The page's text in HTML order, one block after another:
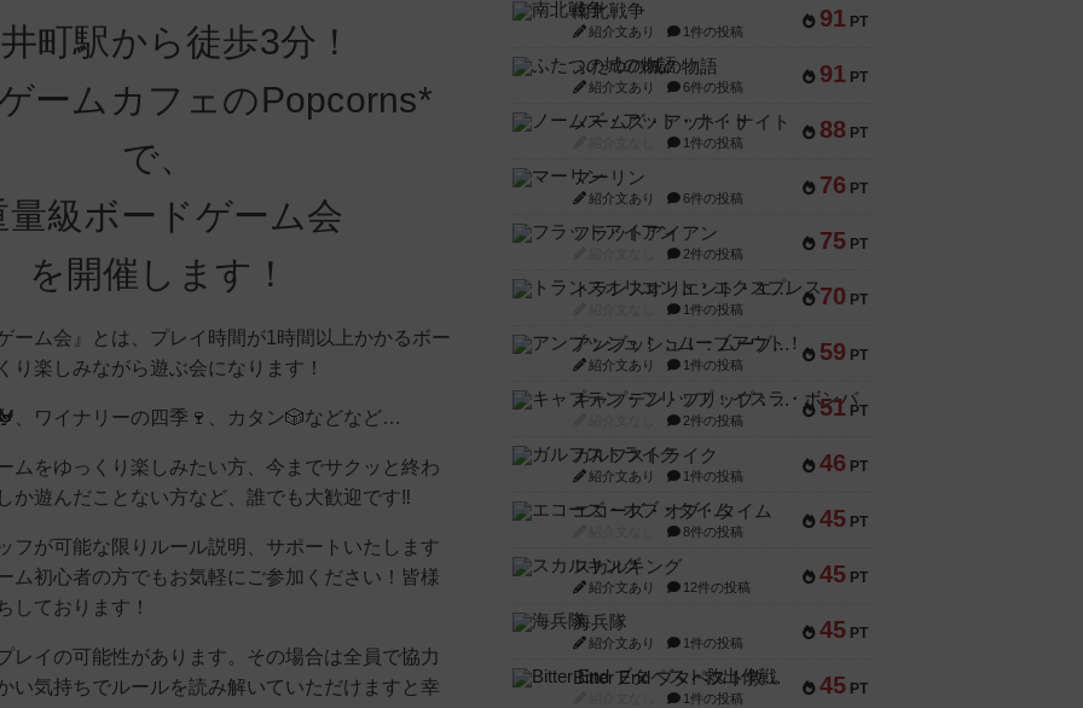
町駅から徒歩3分！
ームカフェのPopcorns*
で、
量級ボードゲーム会
を開催します！
ーム会』とは、プレイ時間が1時間以上かかるボー
り楽しみながら遊ぶ会になります！
、ワイナリーの四季🍷、カタン🎲などなど…
ムをゆっくり楽しみたい方、今までサクッと終わ
か遊んだことない方など、誰でも大歓迎です‼
フが可能な限りルール説明、サポートいたします
ム初心者の方でもお気軽にご参加ください！皆様
しております！
レイの可能性があります。その場合は全員で協力
い気持ちでルールを読み解いていただけますと幸
91 PT
南北戦争
紹介文あり 1件の投稿
91 PT
ふたつの城の物語
紹介文あり 6件の投稿
88 PT
ノームズ・アット・ナイト
1件の投稿
76 PT
マーリン
紹介文あり 6件の投稿
75 PT
フラットアイアン
2件の投稿
70 PT
トランスオリエント・エクスプレス
1件の投稿
59 PT
アンブッシュ！：ムーブアウト！
紹介文あり 1件の投稿
51 PT
キャプテン・フリップ：イスラ・ボンバ
2件の投稿
46 PT
ガルフストライク
紹介文あり 1件の投稿
45 PT
エコーズ・オブ・タイム
8件の投稿
45 PT
スカルキング
紹介文あり 12件の投稿
45 PT
海兵隊
紹介文あり 1件の投稿
45 PT
Bitter End ブタペスト救出作戦
1件の投稿